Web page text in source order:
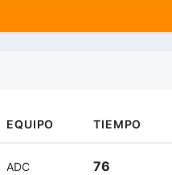
EQUIPO TIEMPO
ADC 76